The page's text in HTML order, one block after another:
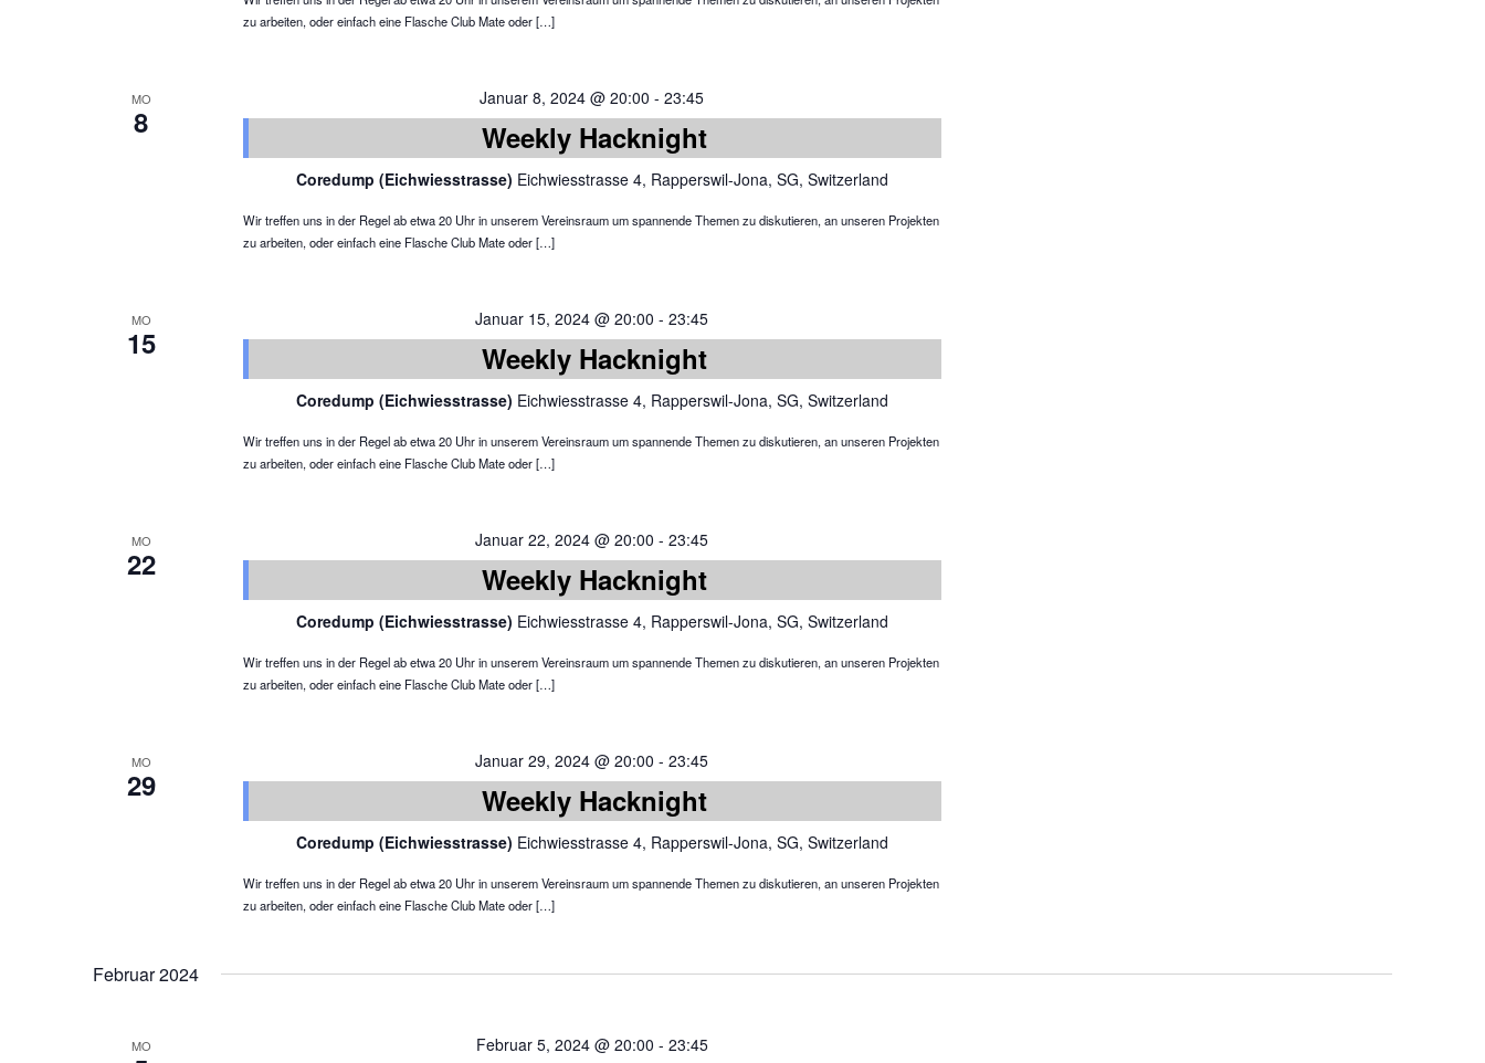
zu arbeiten, oder einfach eine Flasche Club Mate oder […]
MO
8
Januar 8, 2024 @ 20:00 -23:45
Weekly Hacknight
Coredump (Eichwiesstrasse) Eichwiesstrasse 4, Rapperswil-Jona, SG, Switzerland
Wir treffen uns in der Regel ab etwa 20 Uhr in unserem Vereinsraum um spannende Themen zu diskutieren, an unseren Projekten
zu arbeiten, oder einfach eine Flasche Club Mate oder […]
MO
15
Januar 15, 2024 @ 20:00 -23:45
Weekly Hacknight
Coredump (Eichwiesstrasse) Eichwiesstrasse 4, Rapperswil-Jona, SG, Switzerland
Wir treffen uns in der Regel ab etwa 20 Uhr in unserem Vereinsraum um spannende Themen zu diskutieren, an unseren Projekten
zu arbeiten, oder einfach eine Flasche Club Mate oder […]
MO
22
Januar 22, 2024 @ 20:00 -23:45
Weekly Hacknight
Coredump (Eichwiesstrasse) Eichwiesstrasse 4, Rapperswil-Jona, SG, Switzerland
Wir treffen uns in der Regel ab etwa 20 Uhr in unserem Vereinsraum um spannende Themen zu diskutieren, an unseren Projekten
zu arbeiten, oder einfach eine Flasche Club Mate oder […]
MO
29
Januar 29, 2024 @ 20:00 -23:45
Weekly Hacknight
Coredump (Eichwiesstrasse) Eichwiesstrasse 4, Rapperswil-Jona, SG, Switzerland
Wir treffen uns in der Regel ab etwa 20 Uhr in unserem Vereinsraum um spannende Themen zu diskutieren, an unseren Projekten
zu arbeiten, oder einfach eine Flasche Club Mate oder […]
Februar 2024
MO Februar 5, 2024 @ 20:00 - 23:45